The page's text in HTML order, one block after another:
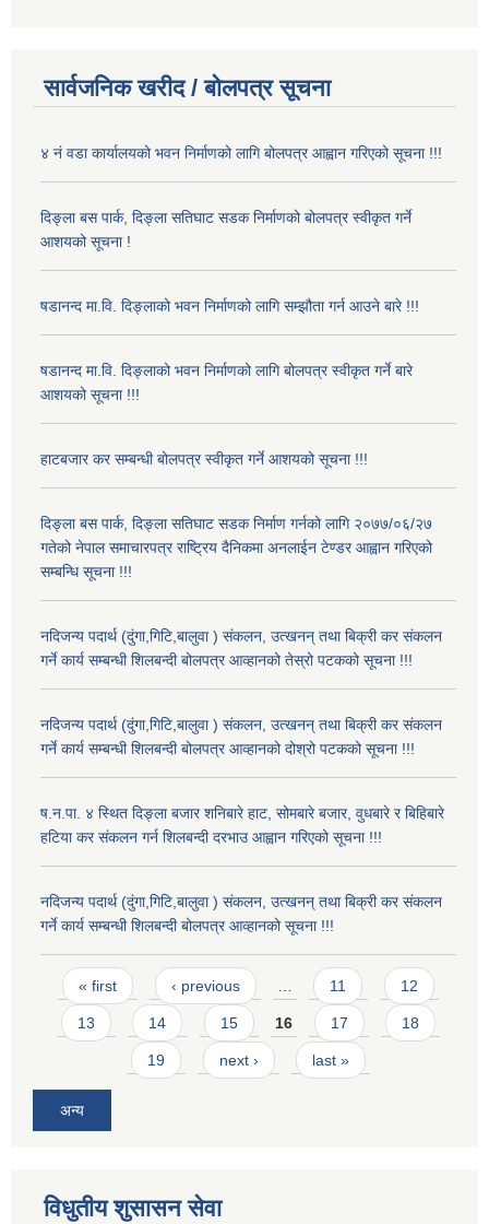
सार्वजनिक खरीद / बोलपत्र सूचना
४ नं वडा कार्यालयको भवन निर्माणको लागि बोलपत्र आह्वान गरिएको सूचना !!!
दिङ्ला बस पार्क, दिङ्ला सतिघाट सडक निर्माणको बोलपत्र स्वीकृत गर्ने
आशयको सूचना !
षडानन्द मा.वि. दिङ्लाको भवन निर्माणको लागि सम्झौता गर्न आउने बारे !!!
षडानन्द मा.वि. दिङ्लाको भवन निर्माणको लागि बोलपत्र स्वीकृत गर्ने बारे
आशयको सूचना !!!
हाटबजार कर सम्बन्धी बोलपत्र स्वीकृत गर्ने आशयको सूचना !!!
दिङ्ला बस पार्क, दिङ्ला सतिघाट सडक निर्माण गर्नको लागि २०७७/०६/२७
गतेको नेपाल समाचारपत्र राष्ट्रिय दैनिकमा अनलाईन टेण्डर आह्वान गरिएको
सम्बन्धि सूचना !!!
नदिजन्य पदार्थ (दुंगा,गिटि,बालुवा ) संकलन, उत्खनन् तथा बिक्री कर संकलन
गर्ने कार्य सम्बन्धी शिलबन्दी बोलपत्र आव्हानको तेस्रो पटकको सूचना !!!
नदिजन्य पदार्थ (दुंगा,गिटि,बालुवा ) संकलन, उत्खनन् तथा बिक्री कर संकलन
गर्ने कार्य सम्बन्धी शिलबन्दी बोलपत्र आव्हानको दोश्रो पटकको सूचना !!!
ष.न.पा. ४ स्थित दिङ्ला बजार शनिबारे हाट, सोमबारे बजार, वुधबारे र बिहिबारे
हटिया कर संकलन गर्न शिलबन्दी दरभाउ आह्वान गरिएको सूचना !!!
नदिजन्य पदार्थ (दुंगा,गिटि,बालुवा ) संकलन, उत्खनन् तथा बिक्री कर संकलन
गर्ने कार्य सम्बन्धी शिलबन्दी बोलपत्र आव्हानको सूचना !!!
Pages
« first ‹ previous 11 12
13 14 15 16 17 18
19 next › last »
अन्य
विधुतीय शुसासन सेवा